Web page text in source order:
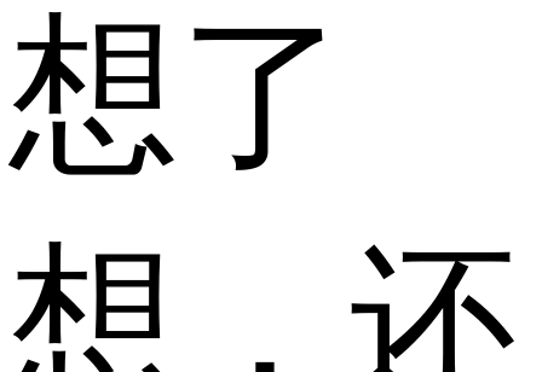
想了
想，还